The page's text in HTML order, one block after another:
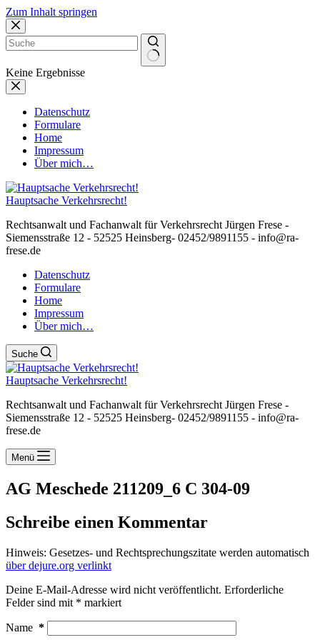
Zum Inhalt springen
Keine Ergebnisse
Datenschutz
Formulare
Home
Impressum
Über mich…
Hauptsache Verkehrsrecht!
Rechtsanwalt und Fachanwalt für Verkehrsrecht Jürgen Frese -
Siemensstraße 12 - 52525 Heinsberg- 02452/9891155 - info@ra-
frese.de
Datenschutz
Formulare
Home
Impressum
Über mich…
Suche
Hauptsache Verkehrsrecht!
Rechtsanwalt und Fachanwalt für Verkehrsrecht Jürgen Frese -
Siemensstraße 12 - 52525 Heinsberg- 02452/9891155 - info@ra-
frese.de
Menü
AG Meschede 211209_6 C 304-09
Schreibe einen Kommentar
Hinweis: Gesetzes- und Rechtsprechungszitate werden automatisch
über dejure.org verlinkt
Deine E-Mail-Adresse wird nicht veröffentlicht. Erforderliche
Felder sind mit * markiert
Name *